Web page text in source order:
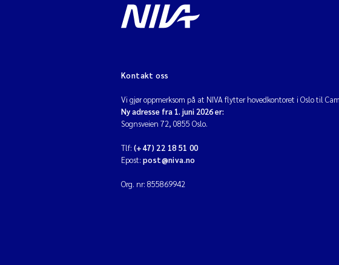
Kontakt oss
Vi gjør oppmerksom på at NIVA flytter hovedkontoret i Oslo til
Ny adresse fra 1. juni 2026 er:
Sognsveien 72, 0855 Oslo.
Tlf: (+47) 22 18 51 00
Epost: post@niva.no
Org. nr: 855869942